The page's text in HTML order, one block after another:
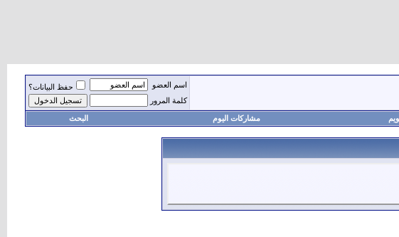
اسم العضو
حفظ البيانات؟
كلمة المرور
مشاركات اليوم البحث